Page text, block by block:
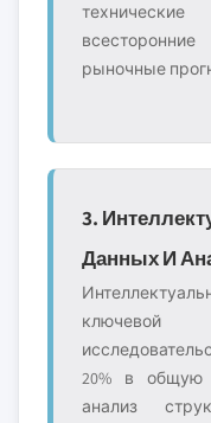
технические
рыночные
3.
Данных И
20% в общую
анализ